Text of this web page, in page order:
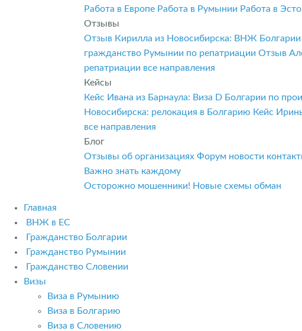
Работа в Европе Работа в Румынии Работа в
Отзывы
Отзыв Кирилла из Новосибирска: ВНЖ Болгарии
гражданство Румынии по репатриации Отзыв
репатриации все направления
Кейсы
Кейс Ивана из Барнаула: Виза D Болгарии по
Новосибирска: релокация в Болгарию Кейс
все направления
Блог
Отзывы об организациях Форум новости
Важно знать каждому
Осторожно мошенники! Новые схемы обман
Главная
ВНЖ в ЕС
Гражданство Болгарии
Гражданство Румынии
Гражданство Словении
Визы
Виза в Румынию
Виза в Болгарию
Виза в Словению